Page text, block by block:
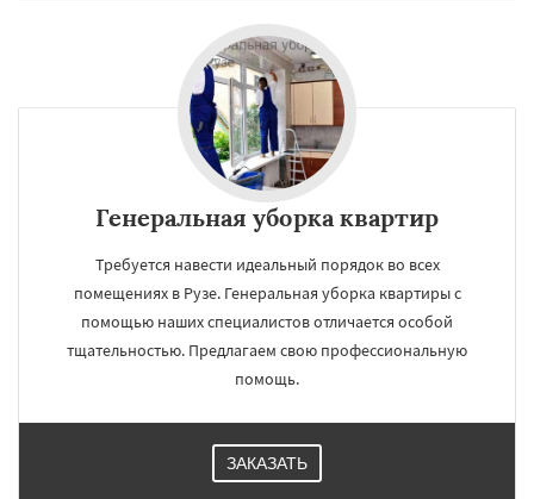
Генеральная уборка квартир
Требуется навести идеальный порядок во всех
помещениях в Рузе. Генеральная уборка квартиры с
помощью наших специалистов отличается особой
тщательностью. Предлагаем свою профессиональную
помощь.
ЗАКАЗАТЬ